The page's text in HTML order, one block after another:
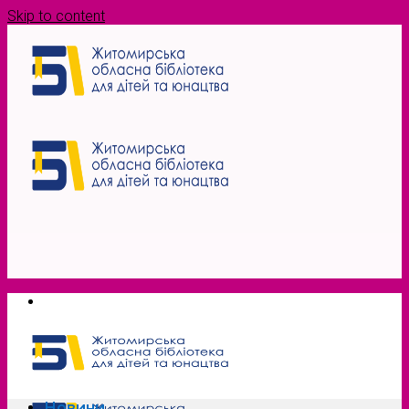
Skip to content